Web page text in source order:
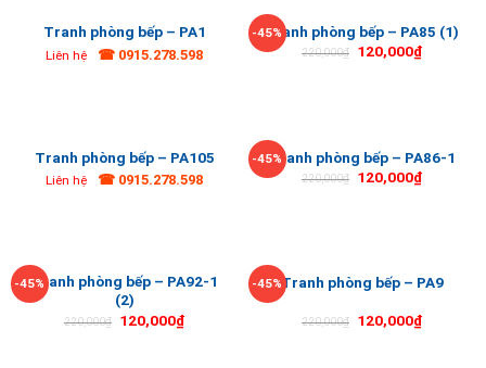
Tranh phòng bếp – PA1
Liên hệ ☎ 0915.278.598
-45%Tranh phòng bếp – PA85 (1)
220,000₫ 120,000₫
Tranh phòng bếp – PA105
Liên hệ ☎ 0915.278.598
-45%Tranh phòng bếp – PA86-1
220,000₫ 120,000₫
-45%Tranh phòng bếp – PA92-1
(2)
220,000₫ 120,000₫
-45%Tranh phòng bếp – PA9
220,000₫ 120,000₫